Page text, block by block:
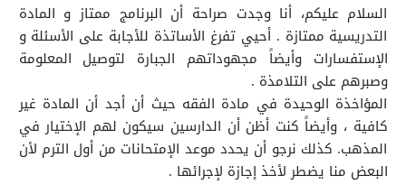
السلام عليكم، أنا وجدت صراحة أن البرنامج ممتاز و المادة
التدريسية ممتازة . أحيي تفرغ الأساتذة للأجابة على الأسئلة و
الإستفسارات وأيضاً مجهوداتهم الجبارة لتوصيل المعلومة
وصبرهم على التلامذة .
المؤاخذة الوحيدة في مادة الفقه حيث أن أجد أن المادة غير
كافية ، وأيضاً كنت أظن أن الدارسين سيكون لهم الإختيار في
المذهب. كذلك نرجو أن يحدد موعد الإمتحانات من أول الترم لأن
البعض منا يضطر لأخذ إجازة لإجرائها .